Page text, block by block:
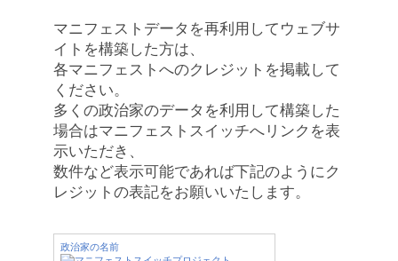
マニフェストデータを再利用してウェブサ
イトを構築した方は、
各マニフェストへのクレジットを掲載して
ください。
多くの政治家のデータを利用して構築した
場合はマニフェストスイッチへリンクを表
示いただき、
数件など表示可能であれば下記のようにク
レジットの表記をお願いいたします。
政治家の名前